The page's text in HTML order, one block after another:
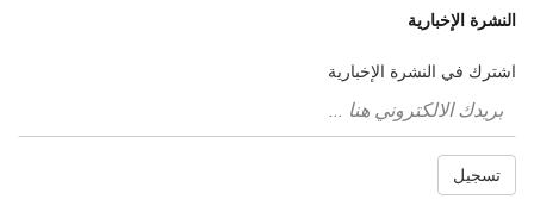
النشرة الإخبارية
اشترك في النشرة الإخبارية
تسجيل